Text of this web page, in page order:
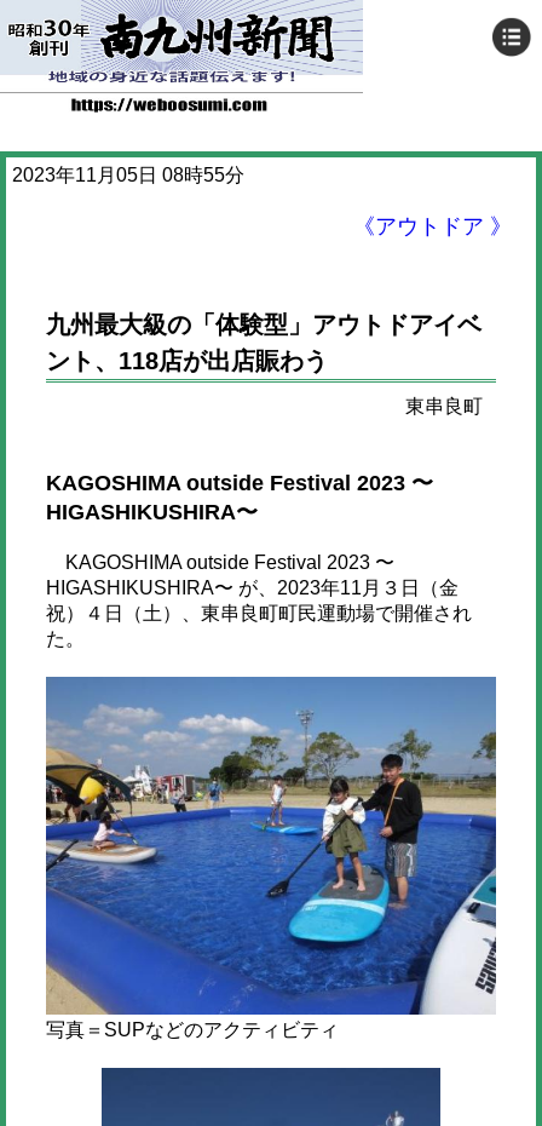
2023年11月05日 08時55分
《アウトドア 》
九州最大級の「体験型」アウトドアイベ
ント、118店が出店賑わう
東串良町
KAGOSHIMA outside Festival 2023 〜
HIGASHIKUSHIRA〜
KAGOSHIMA outside Festival 2023 〜
HIGASHIKUSHIRA〜 が、2023年11月３日（金
祝）４日（土）、東串良町町民運動場で開催され
た。
写真＝SUPなどのアクティビティ